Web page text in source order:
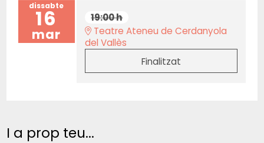
dissabte
16
mar
19:00 h
Teatre Ateneu de Cerdanyola
del Vallès
Finalitzat
I a prop teu...